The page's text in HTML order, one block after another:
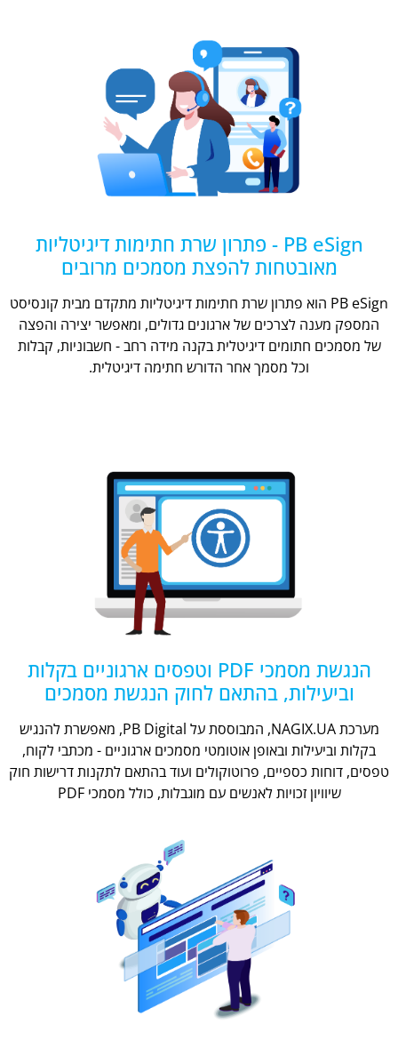
PB eSign - פתרון שרת חתימות דיגיטליות
מאובטחות להפצת מסמכים מרובים
PB eSign הוא פתרון שרת חתימות דיגיטליות מתקדם מבית קונסיסט
המספק מענה לצרכים של ארגונים גדולים, ומאפשר יצירה והפצה
של מסמכים חתומים דיגיטלית בקנה מידה רחב - חשבוניות, קבלות
וכל מסמך אחר הדורש חתימה דיגיטלית.
הנגשת מסמכי PDF וטפסים ארגוניים בקלות
וביעילות, בהתאם לחוק הנגשת מסמכים
מערכת NAGIX.UA, המבוססת על PB Digital, מאפשרת להנגיש
בקלות וביעילות ובאופן אוטומטי מסמכים ארגוניים - מכתבי לקוח,
טפסים, דוחות כספיים, פרוטוקולים ועוד בהתאם לתקנות דרישות חוק
שיוויון זכויות לאנשים עם מוגבלות, כולל מסמכי PDF